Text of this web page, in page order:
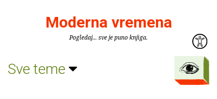
Moderna vremena
Pogledaj... sve je puno knjiga.
Sve teme